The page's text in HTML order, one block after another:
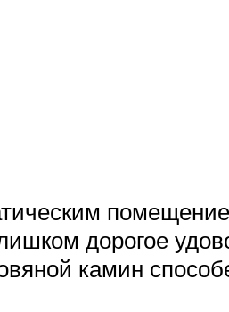
дорогое
камин